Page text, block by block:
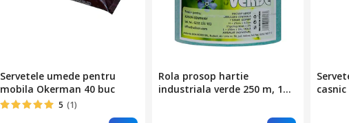
Servetele umede pentru
mobila Okerman 40 buc
5 (1)
Rola prosop hartie
industriala verde 250 m, 1